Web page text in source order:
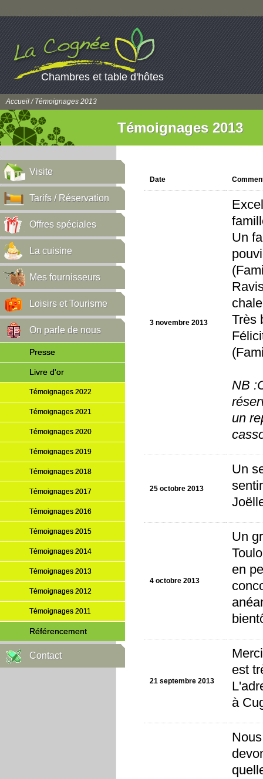
Chambres et table d'hôtes
Accueil/ Témoignages 2013
Témoignages 2013
Visite
Tarifs / Réservation
Offres spéciales
La cuisine
Mes fournisseurs
Loisirs et Tourisme
On parle de nous
Presse
Livre d'or
Témoignages 2022
Témoignages 2021
Témoignages 2020
Témoignages 2019
Témoignages 2018
Témoignages 2017
Témoignages 2016
Témoignages 2015
Témoignages 2014
Témoignages 2013
Témoignages 2012
Témoignages 2011
Référencement
Contact
Date
3 novembre 2013
Un
Très
NB
un
25 octobre 2013
Un
4 octobre 2013
Un
en
21 septembre 2013
est
à